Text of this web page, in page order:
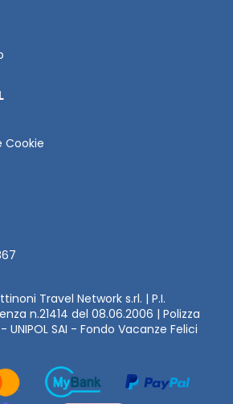
Cookie
Travel Network s.rl. | P.I.
n.21414 del 08.06.2006 | Polizza
UNIPOL SAI - Fondo Vacanze Felici